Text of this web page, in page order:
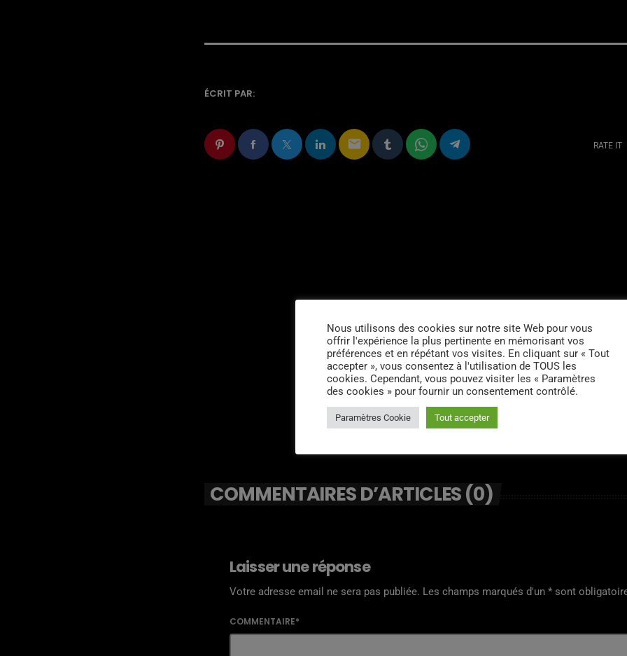
ÉCRIT PAR:
email RATE IT
COMMENTAIRES D’ARTICLES (0)
Laisser une réponse
Votre adresse email ne sera pas publiée. Les champs marqués d'un * sont
COMMENTAIRE*
Nous utilisons des cookies sur notre site Web pour vous
offrir l'expérience la plus pertinente en mémorisant vos
préférences et en répétant vos visites. En cliquant sur « Tout
accepter », vous consentez à l'utilisation de TOUS les
cookies. Cependant, vous pouvez visiter les « Paramètres
des cookies » pour fournir un consentement contrôlé.
Paramètres Cookie Tout accepter